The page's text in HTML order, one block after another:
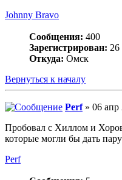
Johnny Bravo
Сообщения: 400
Зарегистрирован: 26
Откуда: Омск
Вернуться к началу
Perf» 06 апр
Пробовал с Хиллом и
которые могли бы дать
Perf